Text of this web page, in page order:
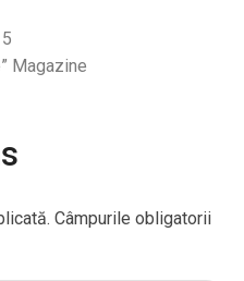
Magazine
Câmpurile obligatorii